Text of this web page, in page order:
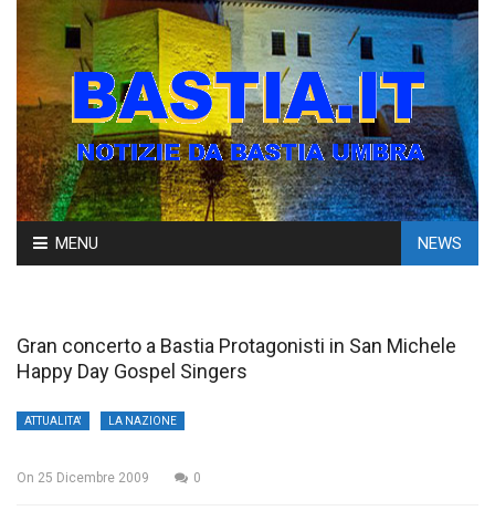
Skip
to
MENU NEWS
Gran concerto a Bastia Protagonisti in San Michele
Happy Day Gospel Singers
ATTUALITA' LA NAZIONE
On 25 Dicembre 2009 0